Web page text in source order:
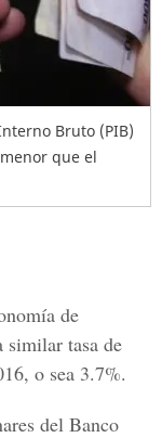
Bruto (PIB)
que el
de
similar tasa de
o sea 3.7%.
del Banco